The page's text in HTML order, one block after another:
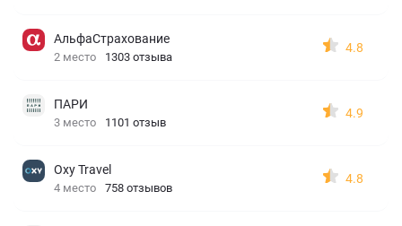
АльфаСтрахование
2 место 1303 отзыва
4.8
ПАРИ
3 место 1101 отзыв
4.9
Oxy Travel
4 место 758 отзывов
4.8